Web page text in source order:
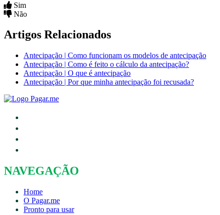
Sim
Não
Artigos Relacionados
Antecipação | Como funcionam os modelos de antecipação
Antecipação | Como é feito o cálculo da antecipação?
Antecipação | O que é antecipação
Antecipação | Por que minha antecipação foi recusada?
NAVEGAÇÃO
Home
O Pagar.me
Pronto para usar